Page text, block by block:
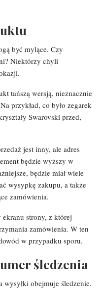
być mylące. Czy
Niektórzy chyli
tańszą wersją, nieznacznie
przykład, co było zegarek
Swarovski przed,
jest inny, ale adres
będzie wyższy w
będzie miał wiele
wysypkę zakupu, a także
zamówienia.
ekranu strony, z której
zamówienia. W ten
w przypadku sporu.
śledzenia
wysyłki obejmuje śledzenie.